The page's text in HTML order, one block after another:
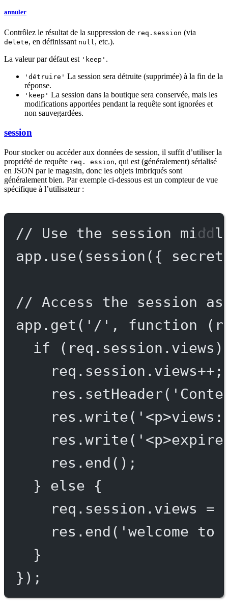
annuler
Contrôlez le résultat de la suppression de req.session (via
delete, en définissant null , etc.).
La valeur par défaut est 'keep' .
'détruire' La session sera détruite (supprimée) à la fin de la
réponse.
'keep' La session dans la boutique sera conservée, mais les
modifications apportées pendant la requête sont ignorées et
non sauvegardées.
session
Pour stocker ou accéder aux données de session, il suffit d’utiliser la
propriété de requête req. ession, qui est (généralement) sérialisé
en JSON par le magasin, donc les objets imbriqués sont
généralement bien. Par exemple ci-dessous est un compteur de vue
spécifique à l’utilisateur :
// Use the session
app. use( session ({
// Access the session
app. get ( '/' , function (
if
req.session.views++ ;
res. setHeader(
res.write(
res.write(
res. end ();
} else {
req.session.views =
res. end ( 'welcome
}
});